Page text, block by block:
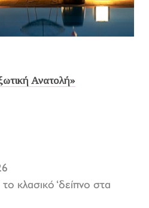
Ανατολή»
κλασικό ‘δείπνο στα